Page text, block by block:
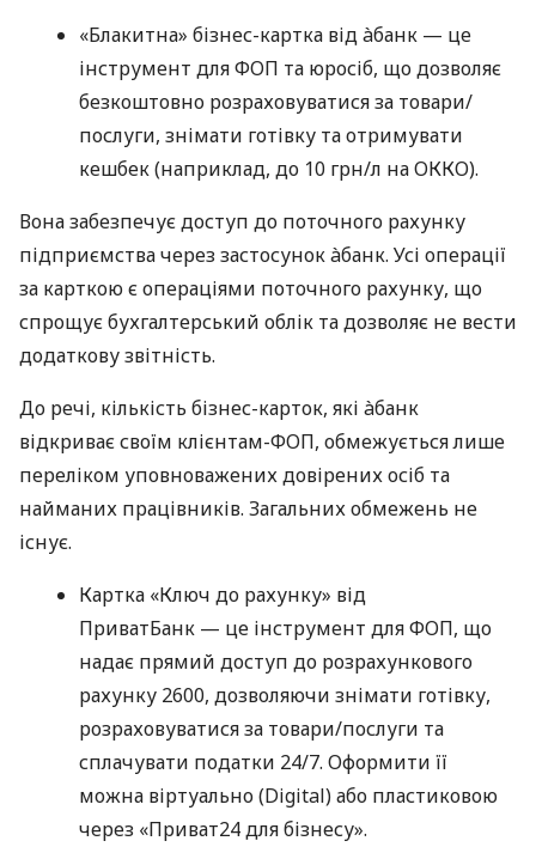
«Блакитна» бізнес-картка від àбанк — це
інструмент для ФОП та юросіб, що дозволяє
безкоштовно розраховуватися за товари/
послуги, знімати готівку та отримувати
кешбек (наприклад, до 10 грн/л на ОККО).
Вона забезпечує доступ до поточного рахунку
підприємства через застосунок àбанк. Усі операції
за карткою є операціями поточного рахунку, що
спрощує бухгалтерський облік та дозволяє не вести
додаткову звітність.
До речі, кількість бізнес-карток, які àбанк
відкриває своїм клієнтам-ФОП, обмежується лише
переліком уповноважених довірених осіб та
найманих працівників. Загальних обмежень не
існує.
Картка «Ключ до рахунку» від
ПриватБанк — це інструмент для ФОП, що
надає прямий доступ до розрахункового
рахунку 2600, дозволяючи знімати готівку,
розраховуватися за товари/послуги та
сплачувати податки 24/7. Оформити її
можна віртуально (Digital) або пластиковою
через «Приват24 для бізнесу».